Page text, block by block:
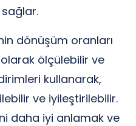
sağlar.
dönüşüm oranları
ölçülebilir ve
kullanarak,
ve iyileştirilebilir.
daha iyi anlamak ve